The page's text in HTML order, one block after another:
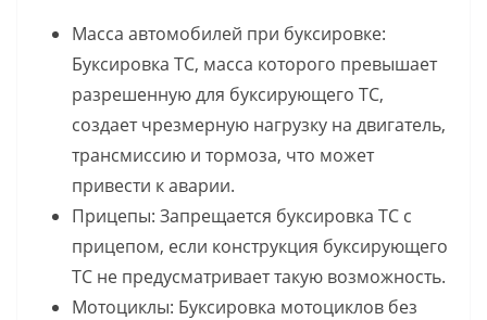
Масса автомобилей при буксировке:
Буксировка ТС, масса которого превышает
разрешенную для буксирующего ТС,
создает чрезмерную нагрузку на двигатель,
трансмиссию и тормоза, что может
привести к аварии.
Прицепы: Запрещается буксировка ТС с
прицепом, если конструкция буксирующего
ТС не предусматривает такую возможность.
Мотоциклы: Буксировка мотоциклов без